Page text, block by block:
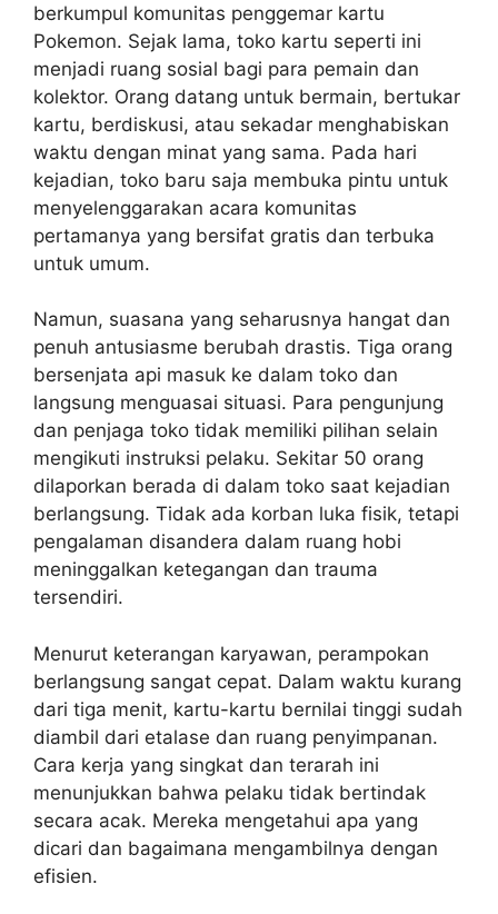
berkumpul komunitas penggemar kartu
Pokemon. Sejak lama, toko kartu seperti ini
menjadi ruang sosial bagi para pemain dan
kolektor. Orang datang untuk bermain, bertukar
kartu, berdiskusi, atau sekadar menghabiskan
waktu dengan minat yang sama. Pada hari
kejadian, toko baru saja membuka pintu untuk
menyelenggarakan acara komunitas
pertamanya yang bersifat gratis dan terbuka
untuk umum.
Namun, suasana yang seharusnya hangat dan
penuh antusiasme berubah drastis. Tiga orang
bersenjata api masuk ke dalam toko dan
langsung menguasai situasi. Para pengunjung
dan penjaga toko tidak memiliki pilihan selain
mengikuti instruksi pelaku. Sekitar 50 orang
dilaporkan berada di dalam toko saat kejadian
berlangsung. Tidak ada korban luka fisik, tetapi
pengalaman disandera dalam ruang hobi
meninggalkan ketegangan dan trauma
tersendiri.
Menurut keterangan karyawan, perampokan
berlangsung sangat cepat. Dalam waktu kurang
dari tiga menit, kartu-kartu bernilai tinggi sudah
diambil dari etalase dan ruang penyimpanan.
Cara kerja yang singkat dan terarah ini
menunjukkan bahwa pelaku tidak bertindak
secara acak. Mereka mengetahui apa yang
dicari dan bagaimana mengambilnya dengan
efisien.